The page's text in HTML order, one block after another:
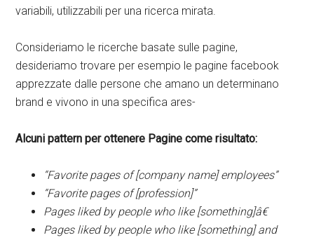
variabili, utilizzabili per una ricerca mirata.
Consideriamo le ricerche basate sulle pagine,
desideriamo trovare per esempio le pagine facebook
apprezzate dalle persone che amano un determinano
brand e vivono in una specifica ares-
Alcuni pattern per ottenere Pagine come risultato:
“Favorite pages of [company name] employees”
“Favorite pages of [profession]”
Pages liked by people who like [something]â€
Pages liked by people who like [something] and